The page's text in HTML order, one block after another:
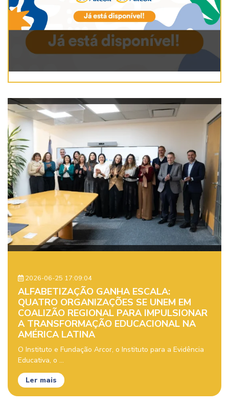
2026-06-25 17:09:04
ALFABETIZAÇÃO GANHA ESCALA:
QUATRO ORGANIZAÇÕES SE UNEM EM
COALIZÃO REGIONAL PARA IMPULSIONAR
A TRANSFORMAÇÃO EDUCACIONAL NA
AMÉRICA LATINA
O Instituto e Fundação Arcor, o Instituto para a Evidência
Educativa, o ...
Ler mais